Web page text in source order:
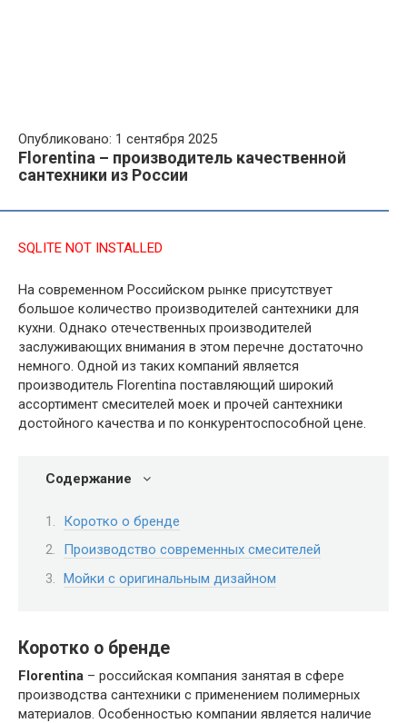
Опубликовано: 1 сентября 2025
Florentina – производитель качественной
сантехники из России
SQLITE NOT INSTALLED
На современном Российском рынке присутствует
большое количество производителей сантехники для
кухни. Однако отечественных производителей
заслуживающих внимания в этом перечне достаточно
немного. Одной из таких компаний является
производитель Florentina поставляющий широкий
ассортимент смесителей моек и прочей сантехники
достойного качества и по конкурентоспособной цене.
Содержание
Коротко о бренде
Производство современных смесителей
Мойки с оригинальным дизайном
Коротко о бренде
Florentina – российская компания занятая в сфере
производства сантехники с применением полимерных
материалов. Особенностью компании является наличие